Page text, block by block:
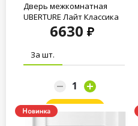
Дверь межкомнатная
UBERTURE Лайт Классика
ПДГ 11011...6630
За шт.
Заказать